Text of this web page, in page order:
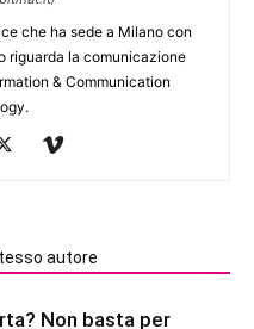
che ha sede a Milano con
riguarda la comunicazione
& Communication
autore
Non basta per